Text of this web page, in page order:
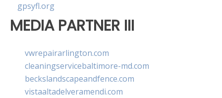
gpsyfl.org
MEDIA PARTNER III
vwrepairarlington.com
cleaningservicebaltimore-md.com
beckslandscapeandfence.com
vistaaltadelveramendi.com